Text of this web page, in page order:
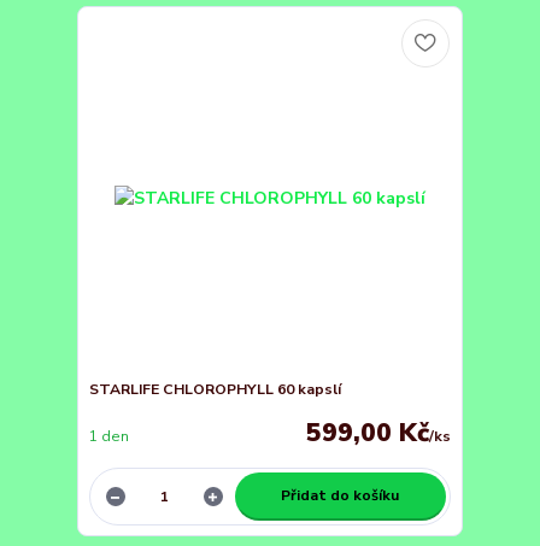
STARLIFE CHLOROPHYLL 60 kapslí
599,00 Kč/ks
1 den
Přidat do košíku